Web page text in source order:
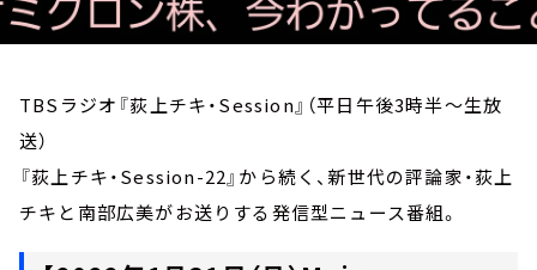
TBSラジオ『荻上チキ・Session』（平日午後3時半～生放
送）
『荻上チキ・Session-22』から続く、新世代の評論家・荻上
チキと南部広美がお送りする発信型ニュース番組。